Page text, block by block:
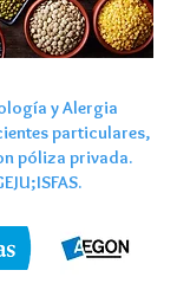
y Alergia
particulares,
póliza privada.